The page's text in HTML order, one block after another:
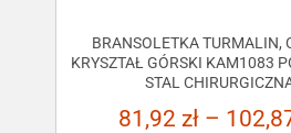
BRANSOLETKA TURMALIN,
KRYSZTAŁ GÓRSKI KAM1083
STAL
81,92 zł –